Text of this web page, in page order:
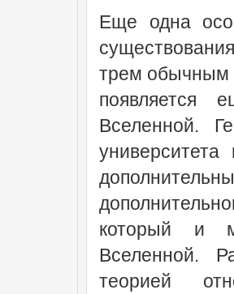
Еще одна
трем обычным
появляется
Вселенной.
который и
Вселенной.
теорией